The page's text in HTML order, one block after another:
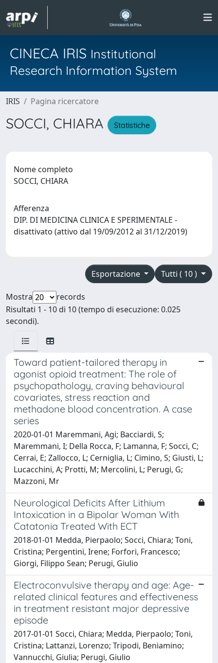
CINECA IRIS Institutional
Research Information System
IRIS Pagina ricercatore
SOCCI, CHIARA Statistiche
Nome completo
SOCCI, CHIARA
Afferenza
DIP. DI MEDICINA CLINICA E SPERIMENTALE -
disattivato (attivo dal 19/09/2012 al 31/12/2019)
Tutti ( 10 )
Esportazione
Mostra
records
Risultati 1 - 10 di 10 (tempo di esecuzione: 0.025
secondi).
Toward patient-tailored therapy in
agonist opioid treatment: The role of
psychopathology, craving behavioural
covariates, stress reaction and
methadone blood concentration. A case
series
2020-01-01 Maremmani, Agi; Bacciardi, S;
Maremmani, I; Della Rocca, F; Lamanna, F; Socci, C;
Cerrai, E; Zallocco, L; Cerniglia, L; Cimino, S; Giusti, L;
Lucacchini, A; Protti, M; Mercolini, L; Perugi, G;
Mazzoni, Mr
Neurological Deficits After Lithium
Intoxication in a Bipolar Woman With
Catatonia Treated With ECT
2018-01-01 Medda, Pierpaolo; Socci, Chiara; Toni,
Cristina; Pergentini, Irene; Forfori, Francesco;
Giorgi, Filippo Sean; Perugi, Giulio
Electroconvulsive therapy and age: Age-
related clinical features and effectiveness
in treatment resistant major depressive
episode
2017-01-01 Socci, Chiara; Medda, Pierpaolo; Toni,
Cristina; Lattanzi, Lorenzo; Tripodi, Beniamino;
Vannucchi, Giulia; Perugi, Giulio